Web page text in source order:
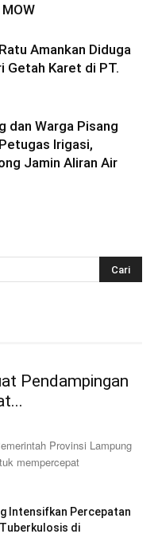
Amankan Diduga
Getah Karet di PT.
dan Warga Pisang
Irigasi,
Jamin Aliran Air
Pendampingan
Provinsi Lampung
mempercepat
Intensifkan Percepatan
di